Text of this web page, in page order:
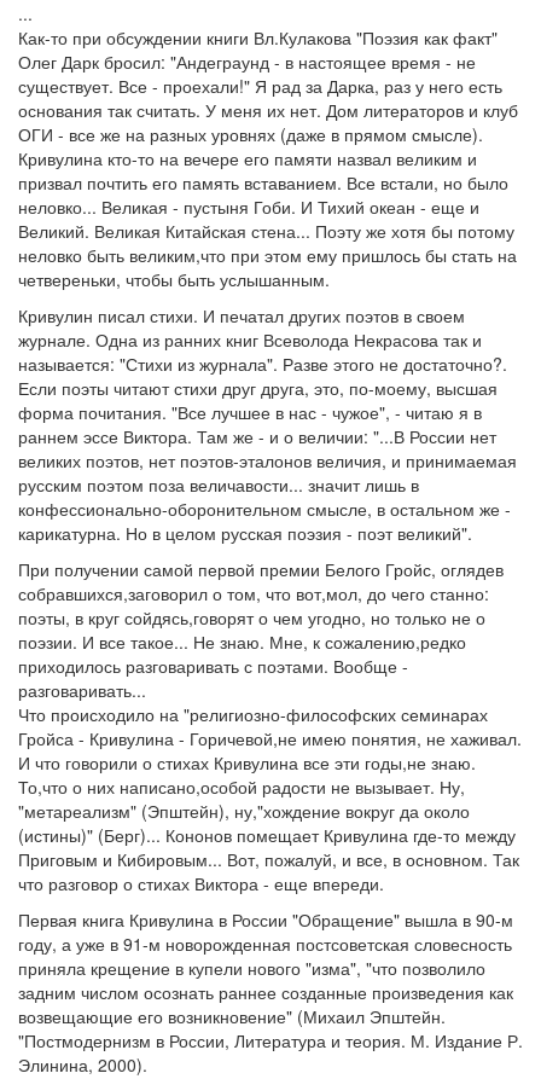
...
Как-то при обсуждении книги Вл.Кулакова "Поэзия как факт"
Олег Дарк бросил: "Андеграунд - в настоящее время - не
существует. Все - проехали!" Я рад за Дарка, раз у него есть
основания так считать. У меня их нет. Дом литераторов и клуб
ОГИ - все же на разных уровнях (даже в прямом смысле).
Кривулина кто-то на вечере его памяти назвал великим и
призвал почтить его память вставанием. Все встали, но было
неловко... Великая - пустыня Гоби. И Тихий океан - еще и
Великий. Великая Китайская стена... Поэту же хотя бы потому
неловко быть великим,что при этом ему пришлось бы стать на
четвереньки, чтобы быть услышанным.
Кривулин писал стихи. И печатал других поэтов в своем
журнале. Одна из ранних книг Всеволода Некрасова так и
называется: "Стихи из журнала". Разве этого не достаточно?.
Если поэты читают стихи друг друга, это, по-моему, высшая
форма почитания. "Все лучшее в нас - чужое", - читаю я в
раннем эссе Виктора. Там же - и о величии: "...В России нет
великих поэтов, нет поэтов-эталонов величия, и принимаемая
русским поэтом поза величавости... значит лишь в
конфессионально-оборонительном смысле, в остальном же -
карикатурна. Но в целом русская поэзия - поэт великий".
При получении самой первой премии Белого Гройс, оглядев
собравшихся,заговорил о том, что вот,мол, до чего станно:
поэты, в круг сойдясь,говорят о чем угодно, но только не о
поэзии. И все такое... Не знаю. Мне, к сожалению,редко
приходилось разговаривать с поэтами. Вообще -
разговаривать...
Что происходило на "религиозно-философских семинарах
Гройса - Кривулина - Горичевой,не имею понятия, не хаживал.
И что говорили о стихах Кривулина все эти годы,не знаю.
То,что о них написано,особой радости не вызывает. Ну,
"метареализм" (Эпштейн), ну,"хождение вокруг да около
(истины)" (Берг)... Кононов помещает Кривулина где-то между
Приговым и Кибировым... Вот, пожалуй, и все, в основном. Так
что разговор о стихах Виктора - еще впереди.
Первая книга Кривулина в России "Обращение" вышла в 90-м
году, а уже в 91-м новорожденная постсоветская словесность
приняла крещение в купели нового "изма", "что позволило
задним числом осознать раннее созданные произведения как
возвещающие его возникновение" (Михаил Эпштейн.
"Постмодернизм в России, Литература и теория. М. Издание Р.
Элинина, 2000).